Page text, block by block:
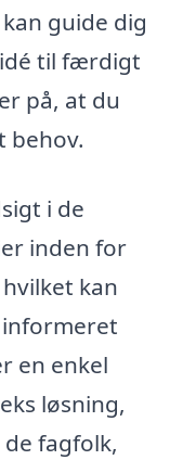
guide dig
til færdigt
på, at du
behov.
i de
inden for
kan
en enkel
løsning,
fagfolk,